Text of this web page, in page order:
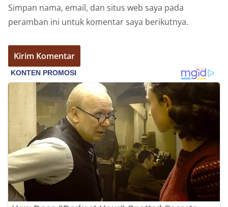
Simpan nama, email, dan situs web saya pada
peramban ini untuk komentar saya berikutnya.